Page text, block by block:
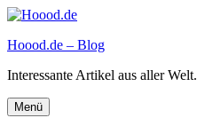
Zum
springen
Hoood.de – Blog
Interessante Artikel aus aller Welt.
Menü